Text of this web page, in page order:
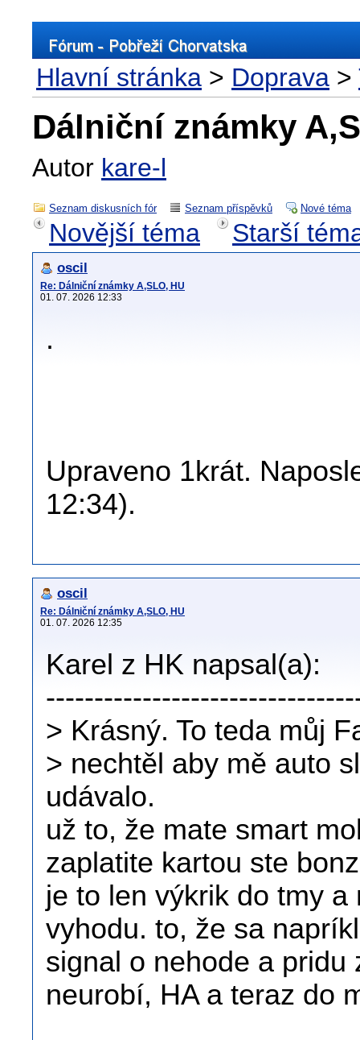
Hlavní stránka > Doprava >
Dálniční známky
Autor kare-l
Seznam diskusních fór Seznam příspěvků Nové téma
Novější téma Starší
oscil
Re: Dálniční známky A,SLO, HU
01. 07. 2026 12:33
.
Upraveno 1krát.
12:34).
oscil
Re: Dálniční známky A,SLO, HU
01. 07. 2026 12:35
Karel z HK napsal(a):
> Krásný. To teda můj
> nechtěl aby mě auto
udávalo.
už to, že mate smart
zaplatite kartou ste
je to len výkrik do tmy
vyhodu. to, že sa
signal o nehode a pridu
neurobí, HA a teraz do